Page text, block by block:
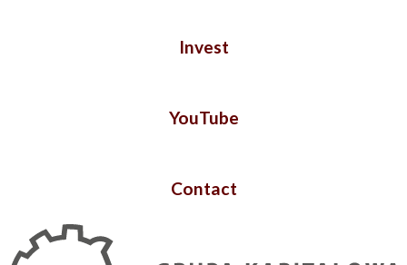
Invest
YouTube
Contact